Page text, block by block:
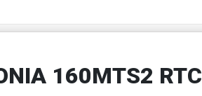
160MTS2 RTC